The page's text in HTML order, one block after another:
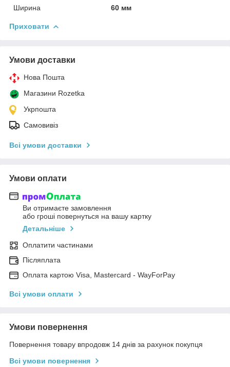
Ширина
60 мм
Приховати
Умови доставки
Нова Пошта
Магазини Rozetka
Укрпошта
Самовивіз
Всі умови доставки
Умови оплати
Ви отримаєте замовлення
або гроші повернуться на вашу картку
Детальніше
Оплатити частинами
Післяплата
Оплата картою Visa, Mastercard - WayForPay
Всі умови оплати
Умови повернення
Повернення товару впродовж 14 днів за рахунок покупця
Всі умови повернення